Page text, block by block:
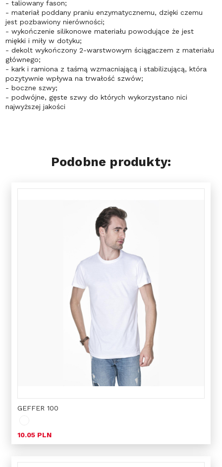
- taliowany fason;
- materiał poddany praniu enzymatycznemu, dzięki czemu
jest pozbawiony nierówności;
- wykończenie silikonowe materiału powodujące że jest
miękki i miły w dotyku;
- dekolt wykończony 2-warstwowym ściągaczem z materiału
głównego;
- kark i ramiona z taśmą wzmacniającą i stabilizującą, która
pozytywnie wpływa na trwałość szwów;
- boczne szwy;
- podwójne, gęste szwy do których wykorzystano nici
najwyższej jakości
Podobne produkty:
GEFFER 100
10.05 PLN